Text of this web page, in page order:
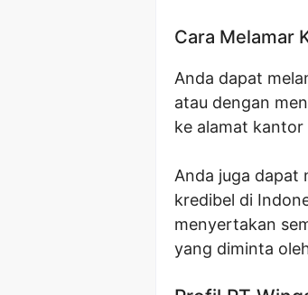
Cara Melamar
Anda dapat
atau dengan
ke alamat kantor
Anda juga dapat
kredibel di
menyertakan
yang diminta